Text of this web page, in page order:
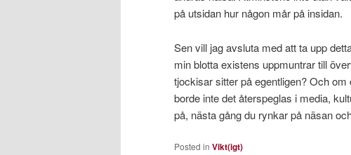
på utsidan hur någon mår på insidan.
Sen vill jag avsluta med att ta upp
min blotta existens uppmuntrar till
tjockisar sitter på egentligen? Och
borde inte det återspeglas i media,
på, nästa gång du rynkar på näsan
Posted in Vikt(igt)